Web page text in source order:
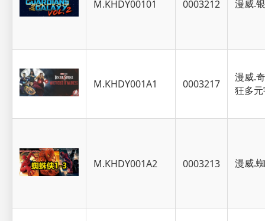
M.KHDY00101 0003212 漫威.
M.KHDY001A1 0003217
漫威.
狂多
M.KHDY001A2 0003213 漫威.